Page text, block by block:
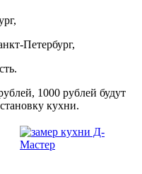
Петербург,
1000 рублей будут
кухни.